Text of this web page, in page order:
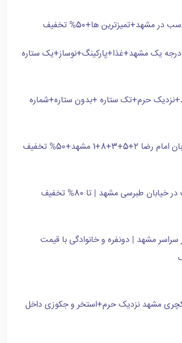
مشهد+تمیزترین ها+50% تخفیف
درجه یک مشهد+غذا+پارکینگ+نوساز+یک ستاره
حرم+تک ستاره +بدون ستاره+شماره
مشهد+50% تخفیف
طبرسی مشهد | تا 80% تخفیف
سراسر مشهد | دونفره و خانوادگی با قیمت
مشهد نزدیک حرم+استخر و جکوزی داخل